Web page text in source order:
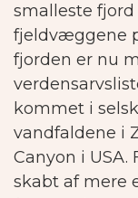
smalleste
fjeldvæggene
fjorden er nu
kommet i
vandfaldene i
Canyon i USA.
skabt af mere